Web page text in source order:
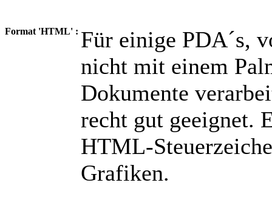
Format 'HTML' : Für einige PDA´s,
nicht mit einem
Dokumente
recht gut geeignet.
HTML-
Grafiken.